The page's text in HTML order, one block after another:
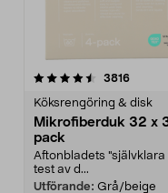
3816
Köksrengöring & disk
Mikrofiberduk 32 x
pack
Aftonbladets "självklara
test av d...
Utförande: Grå/beige
4.0av 5 stjärnor